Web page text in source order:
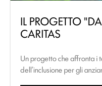
IL PROGETTO
CARITAS
Un progetto che affronta i
dell’inclusione per gli